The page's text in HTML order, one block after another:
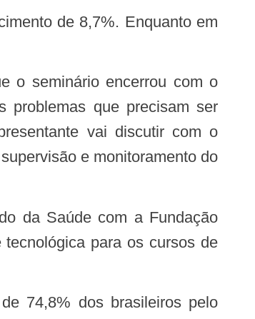
problemas que precisam ser
vai discutir com o
e monitoramento do
para os cursos de